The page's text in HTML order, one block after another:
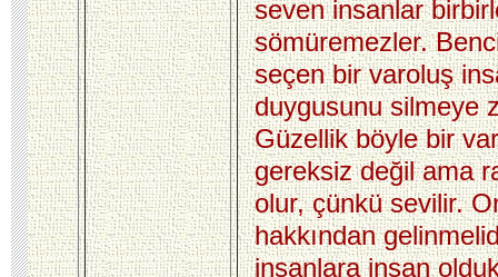
seven insanlar
sömüremezler.
seçen bir varoluş
duygusunu silmeye
Güzellik böyle bir
gereksiz değil ama
olur, çünkü sevilir.
hakkından
insanlara insan